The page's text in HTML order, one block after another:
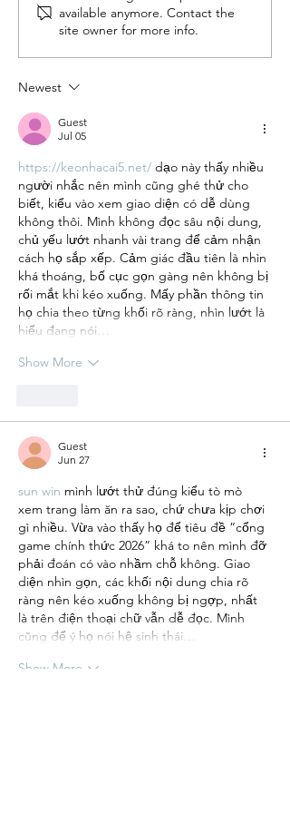
Perfect: How
Your Family
for a
Photoshoot
available anymore. Contact the
site owner for more info.
Newest
Guest
Jul 05
https://keonhacai5.net/ dạo này thấy nhiều
người nhắc nên mình cũng ghé thử cho
biết, kiểu vào xem giao diện có dễ dùng
không thôi. Mình không đọc sâu nội dung,
chủ yếu lướt nhanh vài trang để cảm nhận
cách họ sắp xếp. Cảm giác đầu tiên là nhìn
khá thoáng, bố cục gọn gàng nên không bị
rối mắt khi kéo xuống. Mấy phần thông tin
họ chia theo từng khối rõ ràng, nhìn lướt là
hiểu đang nói…
Show More
Guest
Jun 27
sun win mình lướt thử đúng kiểu tò mò
xem trang làm ăn ra sao, chứ chưa kịp chơi
gì nhiều. Vừa vào thấy họ để tiêu đề “cổng
game chính thức 2026” khá to nên mình đỡ
phải đoán có vào nhầm chỗ không. Giao
diện nhìn gọn, các khối nội dung chia rõ
ràng nên kéo xuống không bị ngợp, nhất
là trên điện thoại chữ vẫn dễ đọc. Mình
cũng để ý họ nói hệ sinh thái…
Show More